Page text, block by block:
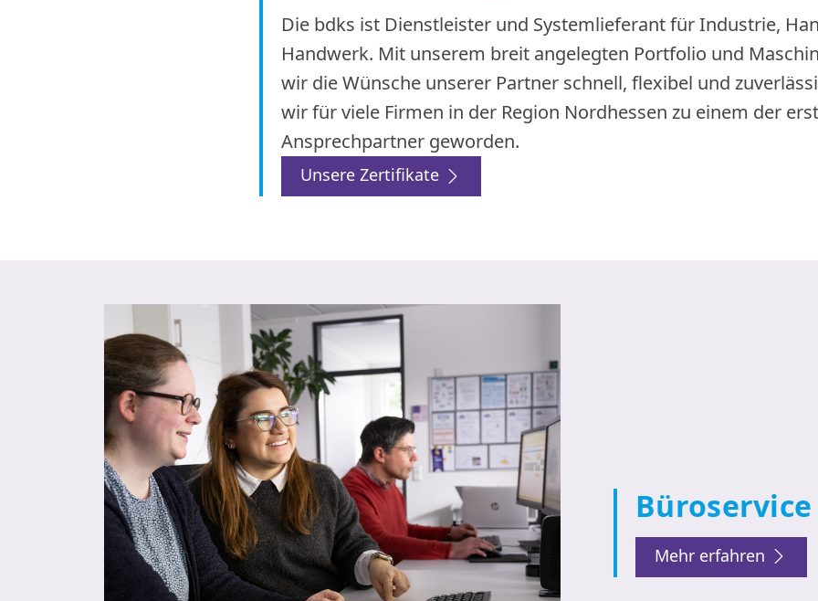
Die bdks ist Dienstleister und Systemlieferant für Industrie,
Handwerk. Mit unserem breit angelegten Portfolio und
wir die Wünsche unserer Partner schnell, flexibel und
wir für viele Firmen in der Region Nordhessen zu einem der
Ansprechpartner geworden.
Unsere Zertifikate
Mehr erfahren